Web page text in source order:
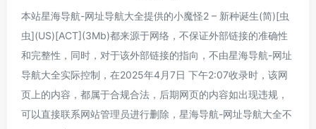
本站星海导航-网址导航大全提供的小魔怪2 – 新种诞生(简)[虫
虫](US)[ACT](3Mb)都来源于网络，不保证外部链接的准确性
和完整性，同时，对于该外部链接的指向，不由星海导航-网址
导航大全实际控制，在2025年4月7日 下午2:07收录时，该网
页上的内容，都属于合规合法，后期网页的内容如出现违规，
可以直接联系网站管理员进行删除，星海导航-网址导航大全不